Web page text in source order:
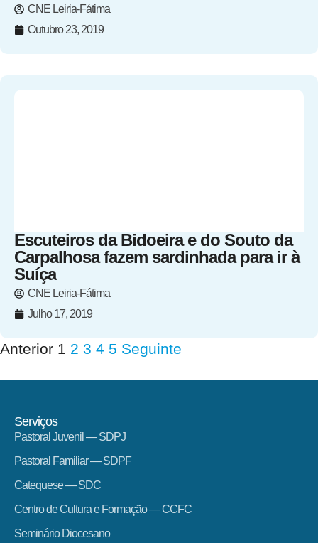
CNE Leiria-Fátima
Outubro 23, 2019
Escuteiros da Bidoeira e do Souto da
Carpalhosa fazem sardinhada para ir à
Suíça
CNE Leiria-Fátima
Julho 17, 2019
Anterior 1 2 3 4 5 Seguinte
Serviços
Pastoral Juvenil — SDPJ
Pastoral Familiar — SDPF
Catequese — SDC
Centro de Cultura e Formação — CCFC
Seminário Diocesano